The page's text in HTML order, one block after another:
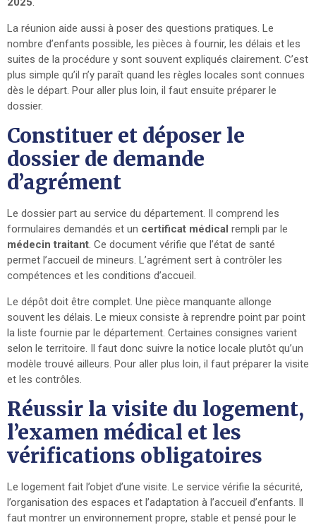
La réunion aide aussi à poser des questions pratiques. Le
nombre d’enfants possible, les pièces à fournir, les délais et les
suites de la procédure y sont souvent expliqués clairement. C’est
plus simple qu’il n’y paraît quand les règles locales sont connues
dès le départ. Pour aller plus loin, il faut ensuite préparer le
dossier.
Constituer et déposer le
dossier de demande
d’agrément
Le dossier part au service du département. Il comprend les
formulaires demandés et un certificat médical rempli par le
médecin traitant. Ce document vérifie que l’état de santé
permet l’accueil de mineurs. L’agrément sert à contrôler les
compétences et les conditions d’accueil.
Le dépôt doit être complet. Une pièce manquante allonge
souvent les délais. Le mieux consiste à reprendre point par point
la liste fournie par le département. Certaines consignes varient
selon le territoire. Il faut donc suivre la notice locale plutôt qu’un
modèle trouvé ailleurs. Pour aller plus loin, il faut préparer la visite
et les contrôles.
Réussir la visite du logement,
l’examen médical et les
vérifications obligatoires
Le logement fait l’objet d’une visite. Le service vérifie la sécurité,
l’organisation des espaces et l’adaptation à l’accueil d’enfants. Il
faut montrer un environnement propre, stable et pensé pour le